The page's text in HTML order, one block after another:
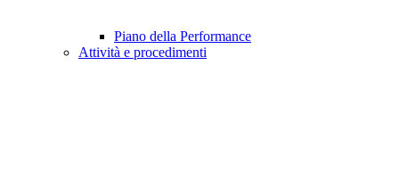
Piano della Performance
Attività e procedimenti